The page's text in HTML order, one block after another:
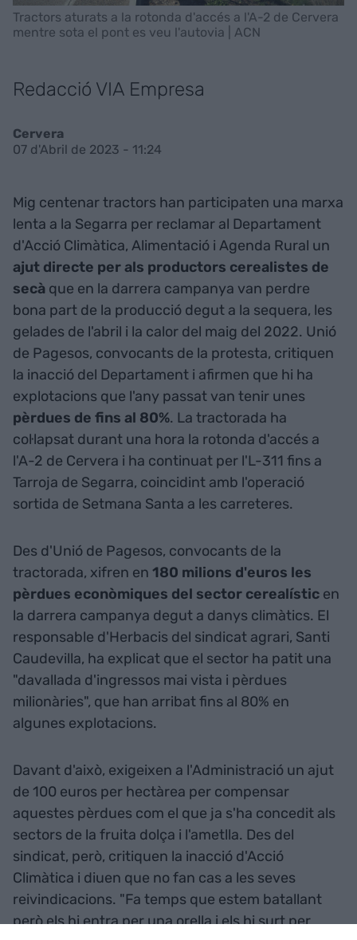
Tractors aturats a la rotonda d'accés a l'A-2 de Cervera
mentre sota el pont es veu l'autovia | ACN
Redacció VIA Empresa
Cervera
07 d'Abril de 2023 - 11:24
Mig centenar tractors han participaten una marxa
lenta a la Segarra per reclamar al Departament
d'Acció Climàtica, Alimentació i Agenda Rural un
ajut directe per als productors cerealistes de
secà que en la darrera campanya van perdre
bona part de la producció degut a la sequera, les
gelades de l'abril i la calor del maig del 2022. Unió
de Pagesos, convocants de la protesta, critiquen
la inacció del Departament i afirmen que hi ha
explotacions que l'any passat van tenir unes
pèrdues de fins al 80%. La tractorada ha
col·lapsat durant una hora la rotonda d'accés a
l'A-2 de Cervera i ha continuat per l'L-311 fins a
Tarroja de Segarra, coincidint amb l'operació
sortida de Setmana Santa a les carreteres.
Des d'Unió de Pagesos, convocants de la
tractorada, xifren en 180 milions d'euros les
pèrdues econòmiques del sector cerealístic en
la darrera campanya degut a danys climàtics. El
responsable d'Herbacis del sindicat agrari, Santi
Caudevilla, ha explicat que el sector ha patit una
"davallada d'ingressos mai vista i pèrdues
milionàries", que han arribat fins al 80% en
algunes explotacions.
Davant d'això, exigeixen a l'Administració un ajut
de 100 euros per hectàrea per compensar
aquestes pèrdues com el que ja s'ha concedit als
sectors de la fruita dolça i l'ametlla. Des del
sindicat, però, critiquen la inacció d'Acció
Climàtica i diuen que no fan cas a les seves
reivindicacions. "Fa temps que estem batallant
però els hi entra per una orella i els hi surt per